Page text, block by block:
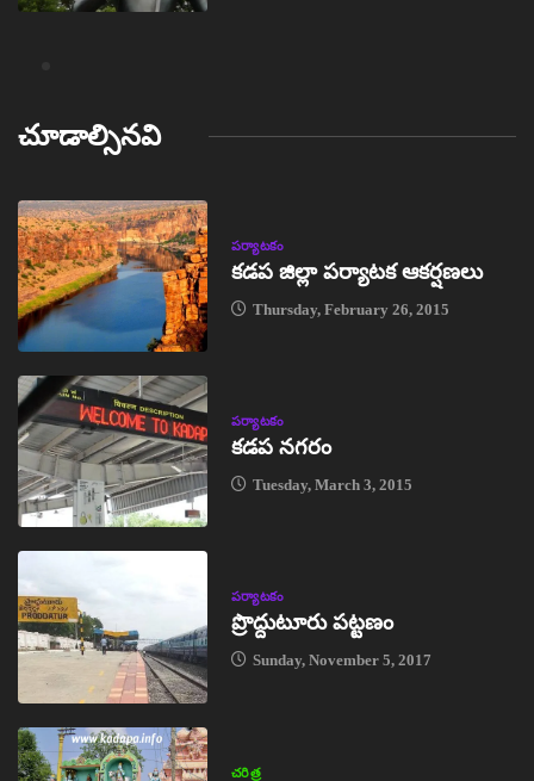
చూడాల్సినవి
పర్యాటకం
కడప జిల్లా పర్యాటక ఆకర్షణలు
Thursday, February 26, 2015
పర్యాటకం
కడప నగరం
Tuesday, March 3, 2015
పర్యాటకం
ప్రొద్దుటూరు పట్టణం
Sunday, November 5, 2017
చరిత్ర